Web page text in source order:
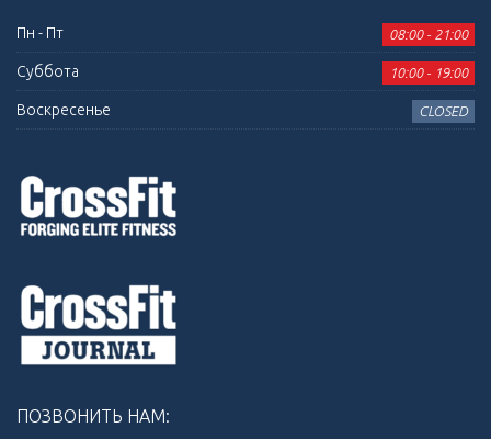
Пн - Пт 08:00 - 21:00
Суббота 10:00 - 19:00
Воскресенье CLOSED
ПОЗВОНИТЬ НАМ: